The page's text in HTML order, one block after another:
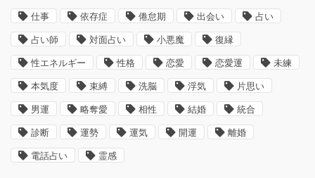
仕事 依存症 倦怠期 出会い 占い
占い師 対面占い 小悪魔 復縁
性エネルギー 性格 恋愛 恋愛運 未練
本気度 束縛 洗脳 浮気 片思い
男運 略奪愛 相性 結婚 統合
診断 運勢 運気 開運 離婚
電話占い 霊感